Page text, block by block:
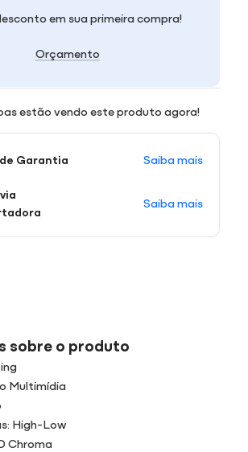
em sua primeira compra!
Orçamento
estão vendo este produto agora!
Garantia Saiba mais
Saiba mais
sobre o produto
Multimídia
High-Low
Chroma